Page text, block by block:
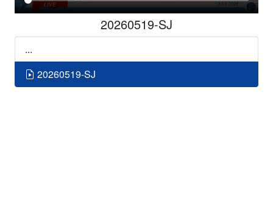
20260519-SJ
...
20260519-SJ